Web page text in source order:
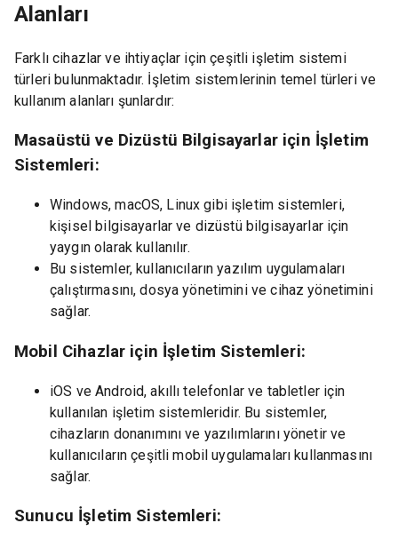
Alanları
Farklı cihazlar ve ihtiyaçlar için çeşitli işletim sistemi
türleri bulunmaktadır. İşletim sistemlerinin temel türleri ve
kullanım alanları şunlardır:
Masaüstü ve Dizüstü Bilgisayarlar için İşletim
Sistemleri:
Windows, macOS, Linux gibi işletim sistemleri,
kişisel bilgisayarlar ve dizüstü bilgisayarlar için
yaygın olarak kullanılır.
Bu sistemler, kullanıcıların yazılım uygulamaları
çalıştırmasını, dosya yönetimini ve cihaz yönetimini
sağlar.
Mobil Cihazlar için İşletim Sistemleri:
iOS ve Android, akıllı telefonlar ve tabletler için
kullanılan işletim sistemleridir. Bu sistemler,
cihazların donanımını ve yazılımlarını yönetir ve
kullanıcıların çeşitli mobil uygulamaları kullanmasını
sağlar.
Sunucu İşletim Sistemleri: